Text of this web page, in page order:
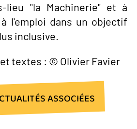
lieu "la Machinerie" et à
l'emploi dans un objectif
inclusive.
textes : © Olivier Favier
ASSOCIÉES